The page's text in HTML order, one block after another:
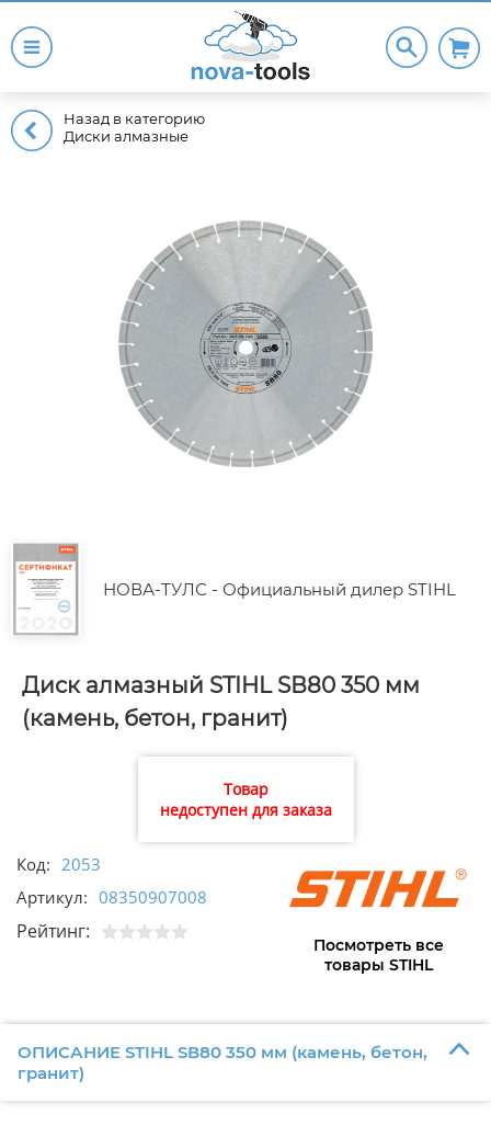
Назад в категорию
Диски алмазные
НОВА-ТУЛС - Официальный дилер STIHL
Диск алмазный STIHL SВ80 350 мм
(камень, бетон, гранит)
Товар
недоступен для заказа
Код: 2053
Артикул: 08350907008
Рейтинг:
Посмотреть все
товары STIHL
ОПИСАНИЕ STIHL SВ80 350 мм (камень, бетон,
гранит)